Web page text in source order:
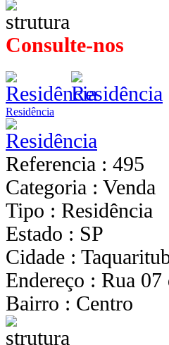
Consulte-nos
Residência
Referencia : 495
Categoria : Venda
Tipo : Residência
Estado : SP
Cidade :
Endereço : Rua 07
Bairro : Centro